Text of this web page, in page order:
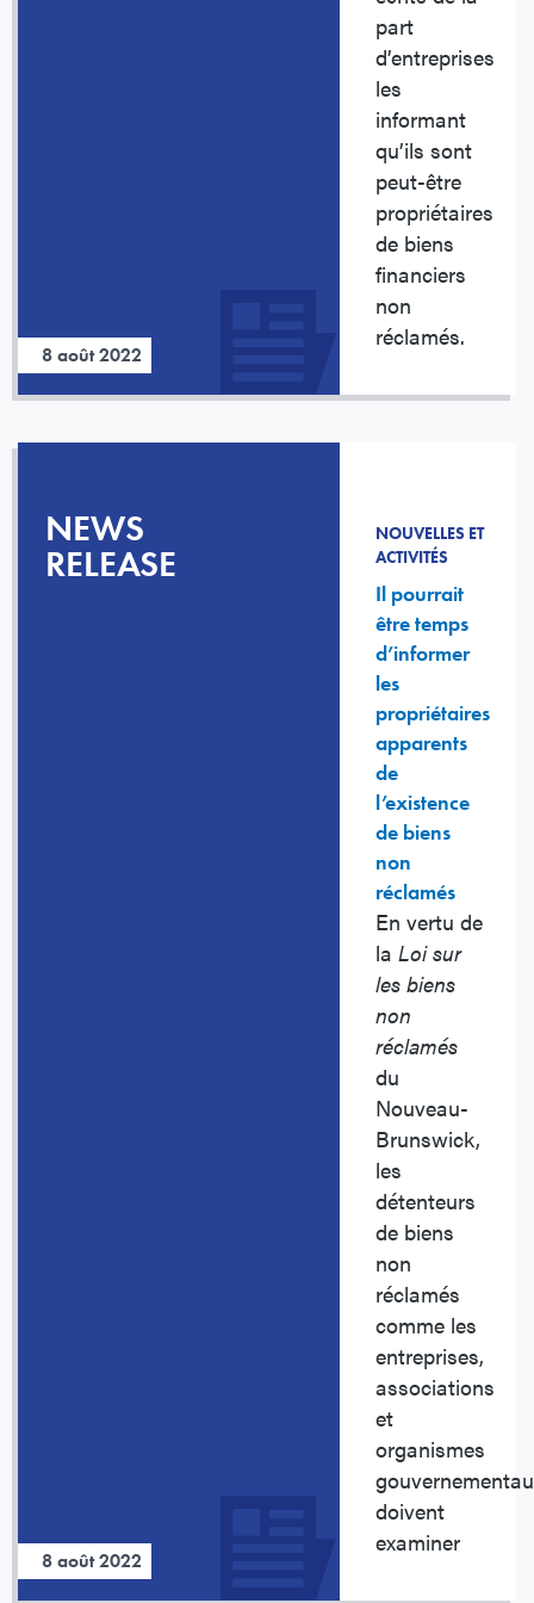
8 août 2022
part
d’entreprises
les
informant
qu’ils sont
peut-être
propriétaires
de biens
financiers
non
réclamés.
NEWS
RELEASE
8 août 2022
NOUVELLES ET
ACTIVITÉS
Il pourrait
être temps
d’informer
les
propriétaires
apparents
de
l’existence
de biens
non
réclamés
En vertu de
la Loi sur
les biens
non
réclamés
du
Nouveau-
Brunswick,
les
détenteurs
de biens
non
réclamés
comme les
entreprises,
associations
et
organismes
doivent
examiner